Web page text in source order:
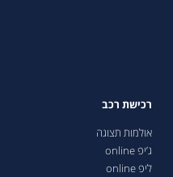
רכישת רכב
אולמות תצוגה
ג’יפ online
ליפ online